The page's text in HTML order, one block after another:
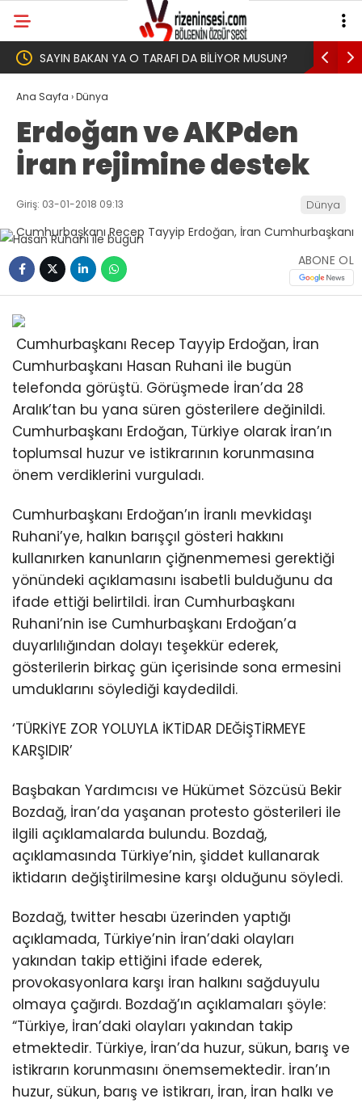
MUSUN? Yeni Parti İktidar Yolculuğuna Erdoğan’ın
Memleketi Rize’den Başladı
Ana Sayfa ›Dünya
Erdoğan ve AKPden
İran rejimine destek
Giriş: 03-01-2018 09:13 Dünya
ABONE OL
Cumhurbaşkanı Recep Tayyip Erdoğan, İran
Cumhurbaşkanı Hasan Ruhani ile bugün
telefonda görüştü. Görüşmede İran’da 28
Aralık’tan bu yana süren gösterilere değinildi.
Cumhurbaşkanı Erdoğan, Türkiye olarak İran’ın
toplumsal huzur ve istikrarının korunmasına
önem verdiklerini vurguladı.
Cumhurbaşkanı Erdoğan’ın İranlı mevkidaşı
Ruhani’ye, halkın barışçıl gösteri hakkını
kullanırken kanunların çiğnenmemesi gerektiği
yönündeki açıklamasını isabetli bulduğunu da
ifade ettiği belirtildi. İran Cumhurbaşkanı
Ruhani’nin ise Cumhurbaşkanı Erdoğan’a
duyarlılığından dolayı teşekkür ederek,
gösterilerin birkaç gün içerisinde sona ermesini
umduklarını söylediği kaydedildi.
‘TÜRKİYE ZOR YOLUYLA İKTİDAR DEĞİŞTİRMEYE
KARŞIDIR’
Başbakan Yardımcısı ve Hükümet Sözcüsü Bekir
Bozdağ, İran’da yaşanan protesto gösterileri ile
ilgili açıklamalarda bulundu. Bozdağ,
açıklamasında Türkiye’nin, şiddet kullanarak
iktidarın değiştirilmesine karşı olduğunu söyledi.
Bozdağ, twitter hesabı üzerinden yaptığı
açıklamada, Türkiye’nin İran’daki olayları
yakından takip ettiğini ifade ederek,
provokasyonlara karşı İran halkını sağduyulu
olmaya çağırdı. Bozdağ’ın açıklamaları şöyle:
“Türkiye, İran’daki olayları yakından takip
etmektedir. Türkiye, İran’da huzur, sükun, barış ve
istikrarın korunmasını önemsemektedir. İran’ın
huzur, sükun, barış ve istikrarı, İran, İran halkı ve